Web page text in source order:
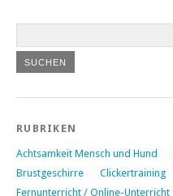
RUBRIKEN
Achtsamkeit Mensch und Hund
Brustgeschirre
Clickertraining
Fernunterricht / Online-Unterricht